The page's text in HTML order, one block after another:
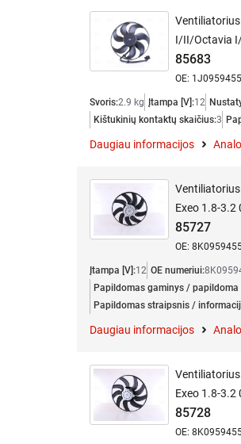
I/II/Octavia
85683
OE:
Svoris:2.9 kg Įtampa [V]:12
Kištukinių kontaktų skaičius:3
Daugiau informacijos
Exeo 1.8-3.2
85727
OE:
Įtampa [V]:12 OE numeriui:
Papildomas gaminys /
Papildomas straipsnis /
Daugiau informacijos
Exeo 1.8-3.2
85728
OE: